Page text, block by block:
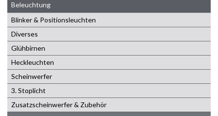
Beleuchtung
Blinker & Positionsleuchten
Diverses
Glühbirnen
Heckleuchten
Scheinwerfer
3. Stoplicht
Zusatzscheinwerfer & Zubehör